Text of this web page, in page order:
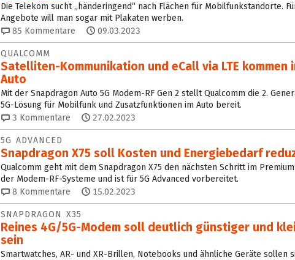
Die Telekom sucht „händeringend“ nach Flächen für Mobilfunkstandorte.
Angebote will man sogar mit Plakaten werben.
85 Kommentare 09.03.2023
QUALCOMM
Satelliten-Kommunikation und eCall via LTE kommen
Auto
Mit der Snapdragon Auto 5G Modem-RF Gen 2 stellt Qualcomm die 2.
5G-Lösung für Mobilfunk und Zusatzfunktionen im Auto bereit.
3 Kommentare 27.02.2023
5G ADVANCED
Snapdragon X75 soll Kosten und Energiebedarf
Qualcomm geht mit dem Snapdragon X75 den nächsten Schritt im
der Modem-RF-Systeme und ist für 5G Advanced vorbereitet.
8 Kommentare 15.02.2023
SNAPDRAGON X35
Reines 4G/5G-Modem soll deutlich günstiger und
sein
Smartwatches, AR- und XR-Brillen, Notebooks und ähnliche Geräte sollen